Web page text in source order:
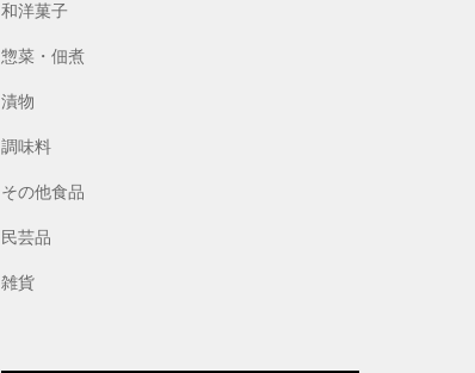
和洋菓子
惣菜・佃煮
漬物
調味料
その他食品
民芸品
雑貨